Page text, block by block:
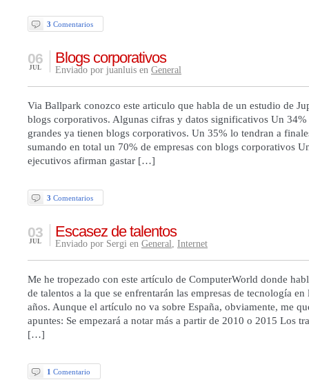
3 Comentarios
Blogs corporativos
06
JUL Enviado por juanluis en General
Via Ballpark conozco este articulo que habla de un estudio de
blogs corporativos. Algunas cifras y datos significativos Un 34%
grandes ya tienen blogs corporativos. Un 35% lo tendran a
sumando en total un 70% de empresas con blogs corporativos
ejecutivos afirman gastar […]
3 Comentarios
Escasez de talentos
03
JUL Enviado por Sergi en General, Internet
Me he tropezado con este artículo de ComputerWorld donde
de talentos a la que se enfrentarán las empresas de tecnología
años. Aunque el artículo no va sobre España, obviamente, me
apuntes: Se empezará a notar más a partir de 2010 o 2015 Los
[…]
1 Comentario